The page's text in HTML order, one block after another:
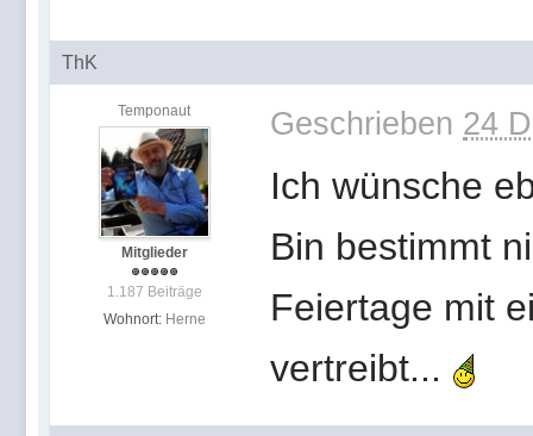
ThK
Temponaut
Mitglieder
1.187 Beiträge
Wohnort: Herne
Geschrieben 24
Ich wünsche
Bin bestimmt
Feiertage mit
vertreibt...